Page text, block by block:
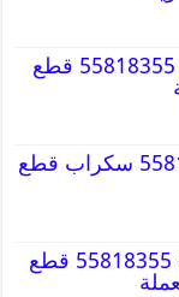
قطع غيار سيارات كورية 55818355 قطع
قطع غيار كاديلاك 55818355 سكراب قطع
قطع غيار سيارات المانية 55818355 قطع